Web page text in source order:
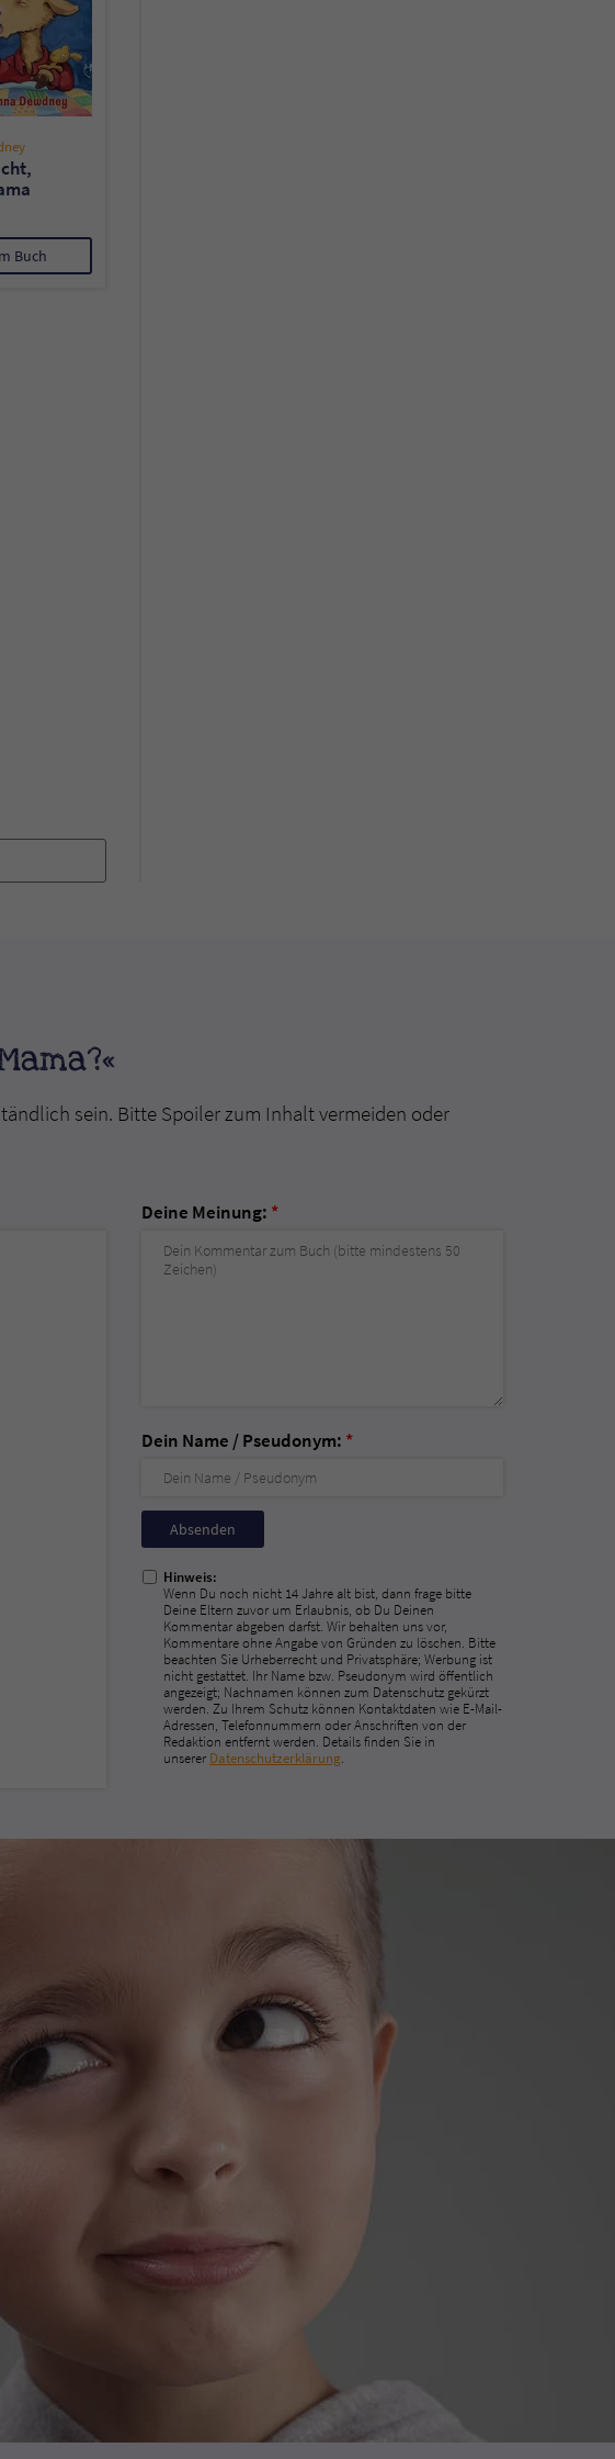
Buch
sein. Bitte Spoiler zum Inhalt vermeiden oder
Deine Meinung: *
Dein Name / Pseudonym: *
Nicht
ausfüllen!
Hinweis:
Wenn Du noch nicht 14 Jahre alt bist, dann frage bitte
Deine Eltern zuvor um Erlaubnis, ob Du Deinen
Kommentar abgeben darfst. Wir behalten uns vor,
Kommentare ohne Angabe von Gründen zu löschen. Bitte
beachten Sie Urheberrecht und Privatsphäre; Werbung ist
nicht gestattet. Ihr Name bzw. Pseudonym wird öffentlich
angezeigt; Nachnamen können zum Datenschutz gekürzt
werden. Zu Ihrem Schutz können Kontaktdaten wie E-Mail-
Adressen, Telefonnummern oder Anschriften von der
Redaktion entfernt werden. Details finden Sie in
unserer Datenschutzerklärung.